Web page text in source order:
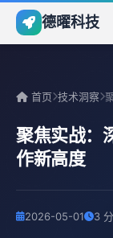
德曜科技
首页 技术洞察
聚焦实战：
作新高度
2026-05-01 3